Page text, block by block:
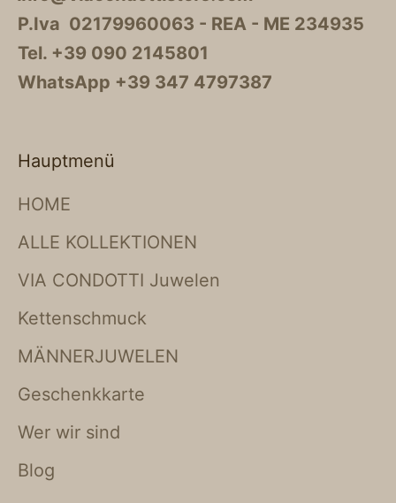
P.Iva 02179960063 - REA - ME 234935
Tel. +39 090 2145801
WhatsApp +39 347 4797387
Hauptmenü
HOME
ALLE KOLLEKTIONEN
VIA CONDOTTI Juwelen
Kettenschmuck
MÄNNERJUWELEN
Geschenkkarte
Wer wir sind
Blog